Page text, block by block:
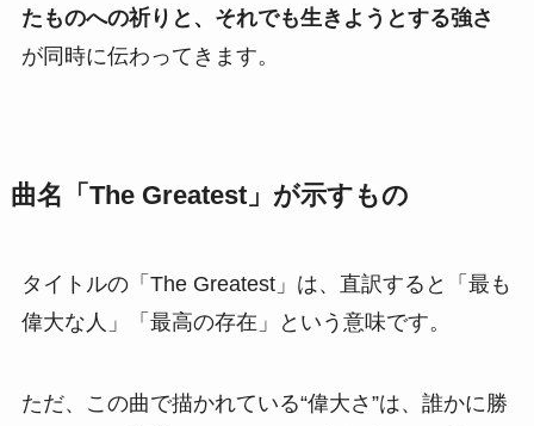
たものへの祈りと、それでも生きようとする強さ
が同時に伝わってきます。
曲名「The Greatest」が示すもの
タイトルの「The Greatest」は、直訳すると「最も
偉大な人」「最高の存在」という意味です。
ただ、この曲で描かれている“偉大さ”は、誰かに勝